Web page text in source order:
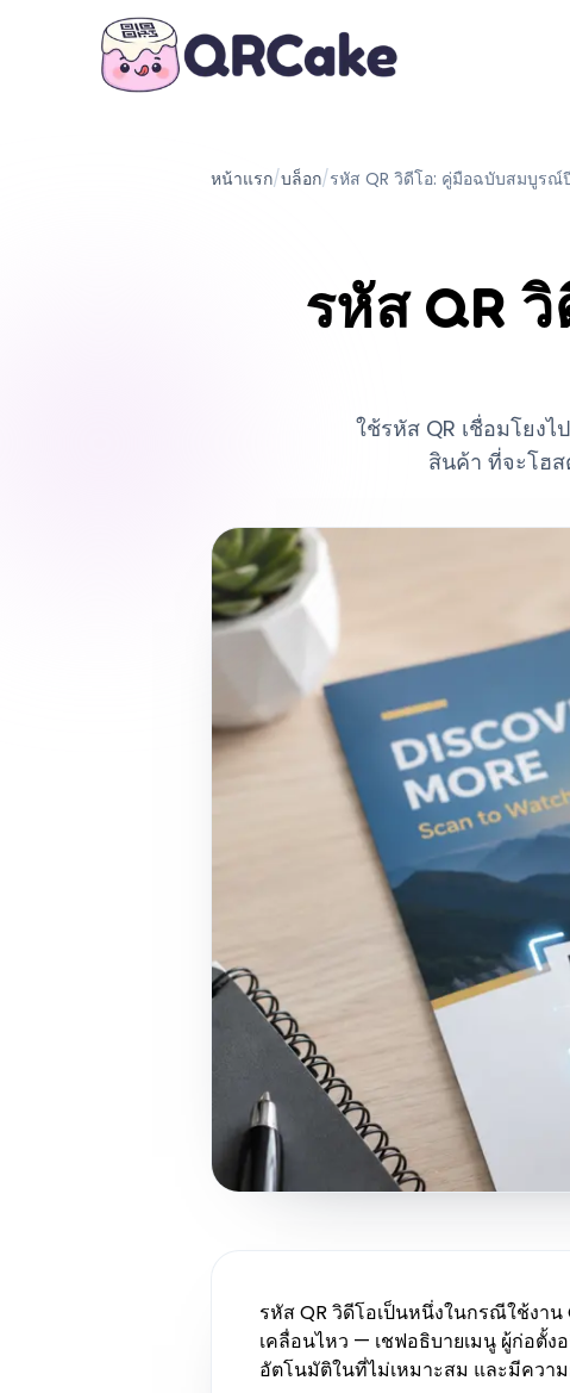
หน้าแรก/บล็อก/รหัส QR วิดีโอ: คู่มือฉบับสมบูรณ์
รหัส QR
ใช้รหัส QR เชื่อมโยง
สินค้า ที่จะโฮ
รหัส QR วิดีโอเป็นหนึ่งในกรณีใช้งา
เคลื่อนไหว — เชฟอธิบายเมนู ผู้ก่อตั้
อัตโนมัติในที่ไม่เหมาะสม และมีความ